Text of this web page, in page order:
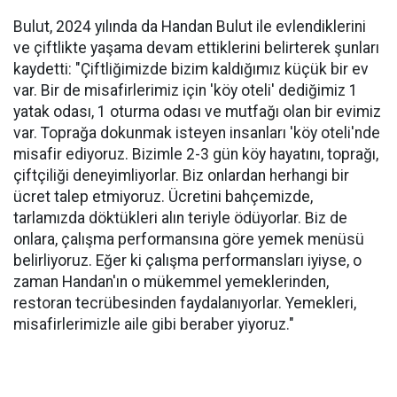
Bulut, 2024 yılında da Handan Bulut ile evlendiklerini
ve çiftlikte yaşama devam ettiklerini belirterek şunları
kaydetti: "Çiftliğimizde bizim kaldığımız küçük bir ev
var. Bir de misafirlerimiz için 'köy oteli' dediğimiz 1
yatak odası, 1 oturma odası ve mutfağı olan bir evimiz
var. Toprağa dokunmak isteyen insanları 'köy oteli'nde
misafir ediyoruz. Bizimle 2-3 gün köy hayatını, toprağı,
çiftçiliği deneyimliyorlar. Biz onlardan herhangi bir
ücret talep etmiyoruz. Ücretini bahçemizde,
tarlamızda döktükleri alın teriyle ödüyorlar. Biz de
onlara, çalışma performansına göre yemek menüsü
belirliyoruz. Eğer ki çalışma performansları iyiyse, o
zaman Handan'ın o mükemmel yemeklerinden,
restoran tecrübesinden faydalanıyorlar. Yemekleri,
misafirlerimizle aile gibi beraber yiyoruz."